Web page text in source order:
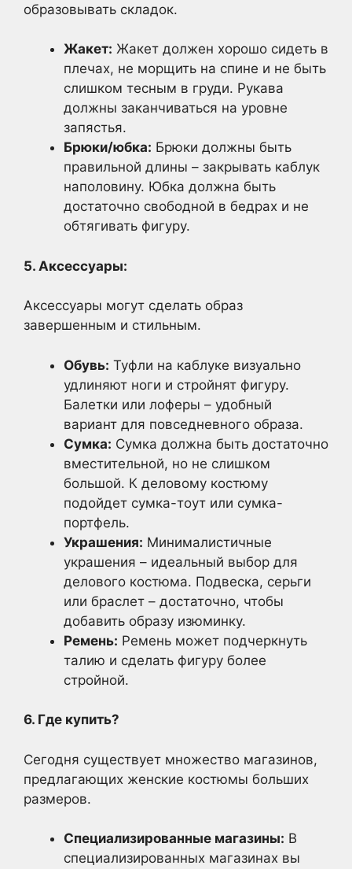
образовывать складок.
Жакет: Жакет должен хорошо сидеть в
плечах, не морщить на спине и не быть
слишком тесным в груди. Рукава
должны заканчиваться на уровне
запястья.
Брюки/юбка: Брюки должны быть
правильной длины – закрывать каблук
наполовину. Юбка должна быть
достаточно свободной в бедрах и не
обтягивать фигуру.
5. Аксессуары:
Аксессуары могут сделать образ
завершенным и стильным.
Обувь: Туфли на каблуке визуально
удлиняют ноги и стройнят фигуру.
Балетки или лоферы – удобный
вариант для повседневного образа.
Сумка: Сумка должна быть достаточно
вместительной, но не слишком
большой. К деловому костюму
подойдет сумка-тоут или сумка-
портфель.
Украшения: Минималистичные
украшения – идеальный выбор для
делового костюма. Подвеска, серьги
или браслет – достаточно, чтобы
добавить образу изюминку.
Ремень: Ремень может подчеркнуть
талию и сделать фигуру более
стройной.
6. Где купить?
Сегодня существует множество магазинов,
предлагающих женские костюмы больших
размеров.
Специализированные магазины: В
специализированных магазинах вы